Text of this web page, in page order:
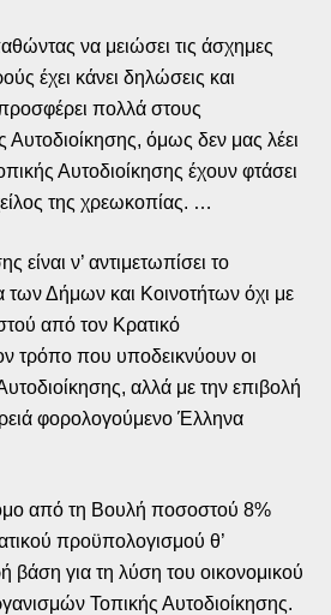
να μειώσει τις άσχημες
έχει κάνει δηλώσεις και
προσφέρει πολλά στους
όμως δεν μας λέει
Αυτοδιοίκησης έχουν φτάσει
της χρεωκοπίας. …
είναι ν’ αντιμετωπίσει το
των Δήμων και Κοινοτήτων όχι με
από τον Κρατικό
τρόπο που υποδεικνύουν οι
αλλά με την επιβολή
φορολογούμενο Έλληνα
από τη Βουλή ποσοστού 8%
προϋπολογισμού θ’
βάση για τη λύση του οικονομικού
Τοπικής Αυτοδιοίκησης.